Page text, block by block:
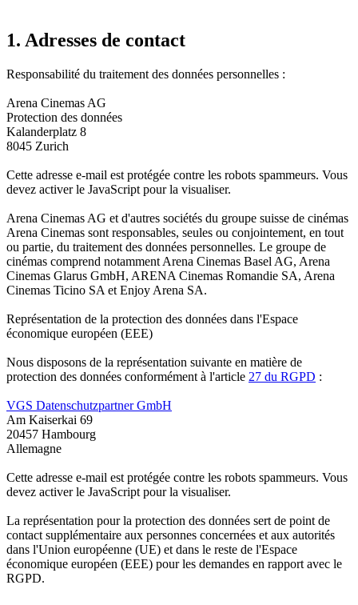
1. Adresses de contact
Responsabilité du traitement des données personnelles :
Arena Cinemas AG
Protection des données
Kalanderplatz 8
8045 Zurich
Cette adresse e-mail est protégée contre les robots spammeurs. Vous
devez activer le JavaScript pour la visualiser.
Arena Cinemas AG et d'autres sociétés du groupe suisse de cinémas
Arena Cinemas sont responsables, seules ou conjointement, en tout
ou partie, du traitement des données personnelles. Le groupe de
cinémas comprend notamment Arena Cinemas Basel AG, Arena
Cinemas Glarus GmbH, ARENA Cinemas Romandie SA, Arena
Cinemas Ticino SA et Enjoy Arena SA.
Représentation de la protection des données dans l'Espace
économique européen (EEE)
Nous disposons de la représentation suivante en matière de
protection des données conformément à l'article 27 du RGPD :
VGS Datenschutzpartner GmbH
Am Kaiserkai 69
20457 Hambourg
Allemagne
Cette adresse e-mail est protégée contre les robots spammeurs. Vous
devez activer le JavaScript pour la visualiser.
La représentation pour la protection des données sert de point de
contact supplémentaire aux personnes concernées et aux autorités
dans l'Union européenne (UE) et dans le reste de l'Espace
économique européen (EEE) pour les demandes en rapport avec le
RGPD.